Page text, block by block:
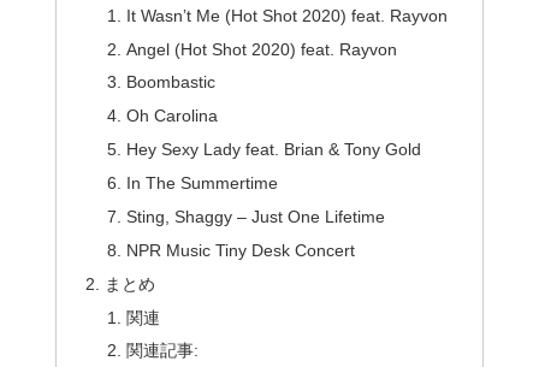
It Wasn’t Me (Hot Shot 2020) feat. Rayvon
Angel (Hot Shot 2020) feat. Rayvon
Boombastic
Oh Carolina
Hey Sexy Lady feat. Brian & Tony Gold
In The Summertime
Sting, Shaggy – Just One Lifetime
NPR Music Tiny Desk Concert
まとめ
関連
関連記事: